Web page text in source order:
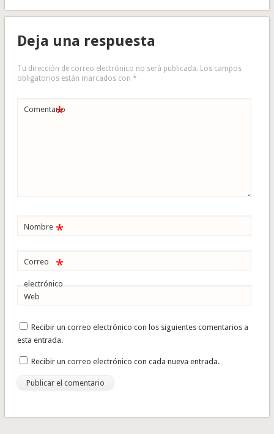
Deja una respuesta
Tu dirección de correo electrónico no será publicada. Los campos
obligatorios están marcados con *
Comentario
*
Nombre *
Correo
electrónico
*
Web
Recibir un correo electrónico con los siguientes comentarios a
esta entrada.
Recibir un correo electrónico con cada nueva entrada.